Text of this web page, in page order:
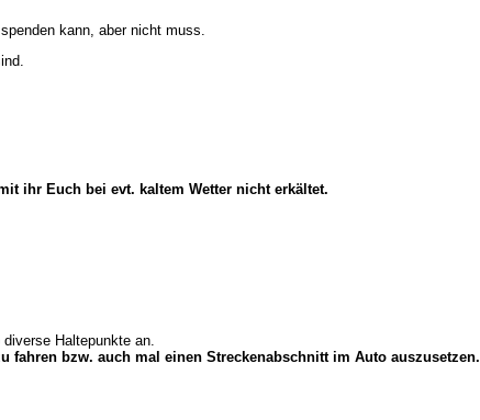
kann, aber nicht muss.
ihr Euch bei evt. kaltem Wetter nicht erkältet.
Haltepunkte an.
bzw. auch mal einen Streckenabschnitt im Auto auszusetzen.